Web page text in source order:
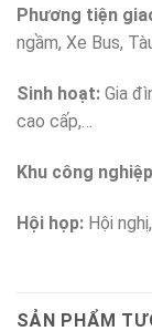
Phương tiện
ngầm, Xe Bus,
Sinh hoạt: Gia
cao cấp,…
Khu công
Hội họp: Hội
SẢN PHẨM